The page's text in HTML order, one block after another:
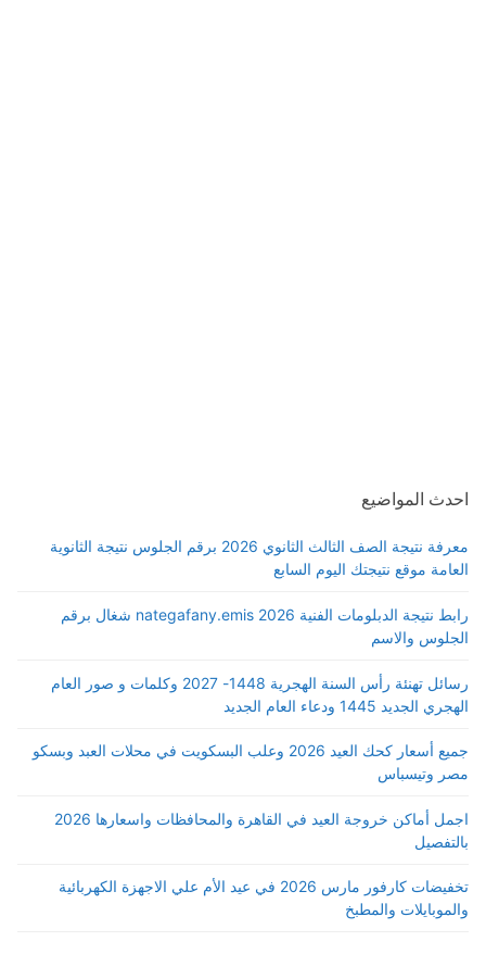
احدث المواضيع
معرفة نتيجة الصف الثالث الثانوي 2026 برقم الجلوس نتيجة الثانوية
العامة موقع نتيجتك اليوم السابع
رابط نتيجة الدبلومات الفنية 2026 nategafany.emis شغال برقم
الجلوس والاسم
رسائل تهنئة رأس السنة الهجرية 1448- 2027 وكلمات و صور العام
الهجري الجديد 1445 ودعاء العام الجديد
جميع أسعار كحك العيد 2026 وعلب البسكويت في محلات العبد وبسكو
مصر وتيسباس
اجمل أماكن خروجة العيد في القاهرة والمحافظات واسعارها 2026
بالتفصيل
تخفيضات كارفور مارس 2026 في عيد الأم علي الاجهزة الكهربائية
والموبايلات والمطبخ